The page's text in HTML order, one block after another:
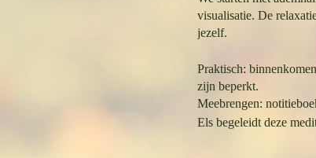
visualisatie. De
jezelf.
Praktisch:
zijn beperkt.
Meebrengen:
Els begeleidt deze